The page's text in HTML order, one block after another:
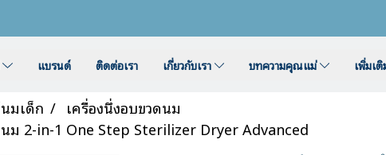
แบรนด์ ติดต่อเรา เกี่ยวกับเรา บทความคุณแม่ เพิ่มเ
มเด็ก
เครื่องนึ่งอบขวดนม
นม 2-in-1 One Step Sterilizer Dryer Advanced